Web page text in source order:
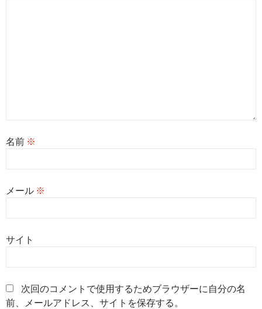
名前 ※
メール ※
サイト
次回のコメントで使用するためブラウザーに自分の名
前、メールアドレス、サイトを保存する。